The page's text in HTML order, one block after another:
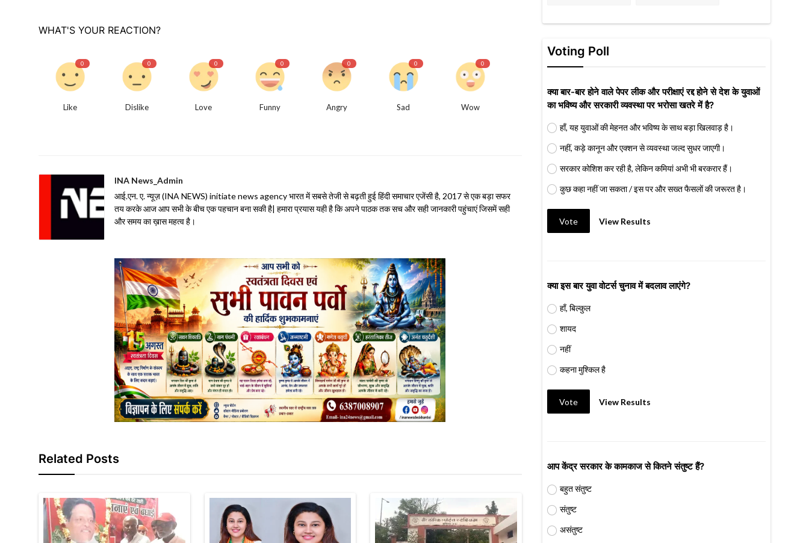
WHAT'S YOUR REACTION?
0
Like
0
Dislike
0
Love
0
Funny
0
Angry
0
Sad
0
Wow
INA News_Admin
आई.एन. ए. न्यूज़ (INA NEWS) initiate news agency भारत में सबसे तेजी से बढ़ती हुई हिंदी समाचार एजेंसी है, 2017 से एक बड़ा सफर
तय करके आज आप सभी के बीच एक पहचान बना सकी है| हमारा प्रयास यही है कि अपने पाठक तक सच और सही जानकारी पहुंचाएं जिसमें सही
और समय का ख़ास महत्व है।
Related Posts
Voting Poll
क्या बार-बार होने वाले पेपर लीक और परीक्षाएं रद्द होने से देश के युवाओं
का भविष्य और सरकारी व्यवस्था पर भरोसा खतरे में है?
हाँ, यह युवाओं की मेहनत और भविष्य के साथ बड़ा खिलवाड़ है।
नहीं, कड़े कानून और एक्शन से व्यवस्था जल्द सुधर जाएगी।
सरकार कोशिश कर रही है, लेकिन कमियां अभी भी बरकरार हैं।
कुछ कहा नहीं जा सकता / इस पर और सख्त फैसलों की जरूरत है।
Vote View Results
क्या इस बार युवा वोटर्स चुनाव में बदलाव लाएंगे?
हाँ, बिल्कुल
शायद
नहीं
कहना मुश्किल है
Vote View Results
आप केंद्र सरकार के कामकाज से कितने संतुष्ट हैं?
बहुत संतुष्ट
संतुष्ट
असंतुष्ट